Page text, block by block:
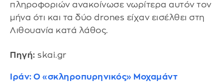
πληροφοριών ανακοίνωσε νωρίτερα αυτόν τον
μήνα ότι και τα δύο drones είχαν εισέλθει στη
Λιθουανία κατά λάθος.
Πηγή: skai.gr
Ιράν: Ο «σκληροπυρηνικός» Μοχαμάντ